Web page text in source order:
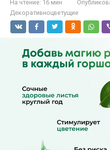
На чтение: 16 мин
Декоративноцветущие